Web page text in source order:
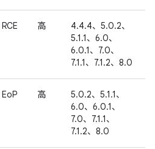
RCE 高
4.4.4、5.0.2、
5.1.1、6.0、
6.0.1、7.0、
7.1.1、7.1.2、8.0
EoP 高
5.0.2、5.1.1、
6.0、6.0.1、
7.0、7.1.1、
7.1.2、8.0